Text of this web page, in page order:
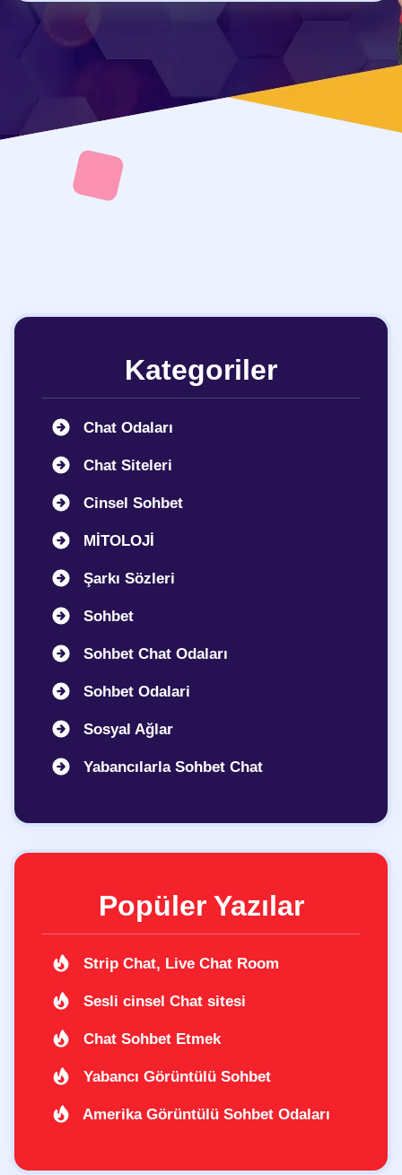
Kategoriler
Chat Odaları
Chat Siteleri
Cinsel Sohbet
MİTOLOJİ
Şarkı Sözleri
Sohbet
Sohbet Chat Odaları
Sohbet Odalari
Sosyal Ağlar
Yabancılarla Sohbet Chat
Popüler Yazılar
Strip Chat, Live Chat Room
Sesli cinsel Chat sitesi
Chat Sohbet Etmek
Yabancı Görüntülü Sohbet
Amerika Görüntülü Sohbet Odaları